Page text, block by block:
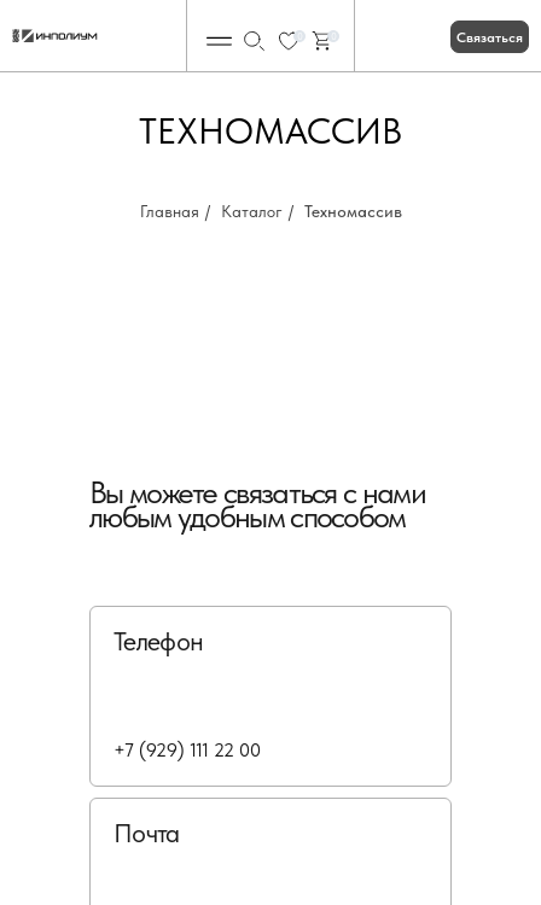
Связаться
ТЕХНОМАССИВ
Главная / Каталог / Техномассив
Вы можете связаться с нами
любым удобным способом
Телефон
Почта
+7 (929) 111 22 00